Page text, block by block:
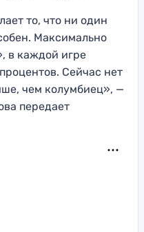
то, что ни один
Максимально
в каждой игре
Сейчас нет
чем колумбиец», —
передает